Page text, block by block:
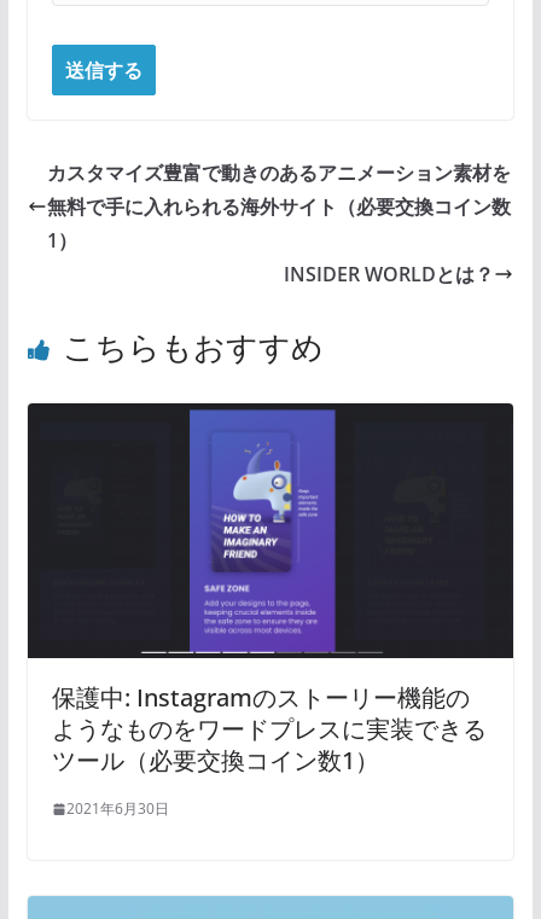
カスタマイズ豊富で動きのあるアニメーション素材を
無料で手に入れられる海外サイト（必要交換コイン数
1）
INSIDER WORLDとは？
こちらもおすすめ
保護中: Instagramのストーリー機能の
ようなものをワードプレスに実装できる
ツール（必要交換コイン数1）
2021年6月30日